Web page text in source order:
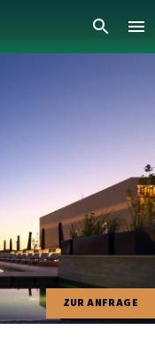
ZUR ANFRAGE